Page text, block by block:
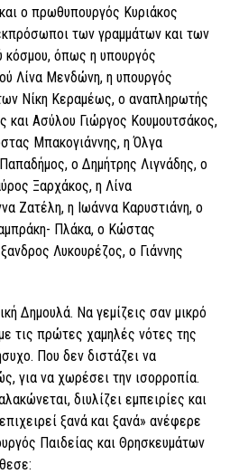
ο πρωθυπουργός Κυριάκος
των γραμμάτων και των
κόσμου, όπως η υπουργός
Λίνα Μενδώνη, η υπουργός
Νίκη Κεραμέως, ο αναπληρωτής
και Ασύλου Γιώργος Κουμουτσάκος,
Μπακογιάννης, η Όλγα
ο Δημήτρης Λιγνάδης, ο
Ξαρχάκος, η Λίνα
Ζατέλη, η Ιωάννα Καρυστιάνη, ο
Πλάκα, ο Κώστας
Λυκουρέζος, ο Γιάννης
Δημουλά. Να γεμίζεις σαν μικρό
τις πρώτες χαμηλές νότες της
Που δεν διστάζει να
για να χωρέσει την ισορροπία.
διυλίζει εμπειρίες και
ξανά και ξανά» ανέφερε
Παιδείας και Θρησκευμάτων